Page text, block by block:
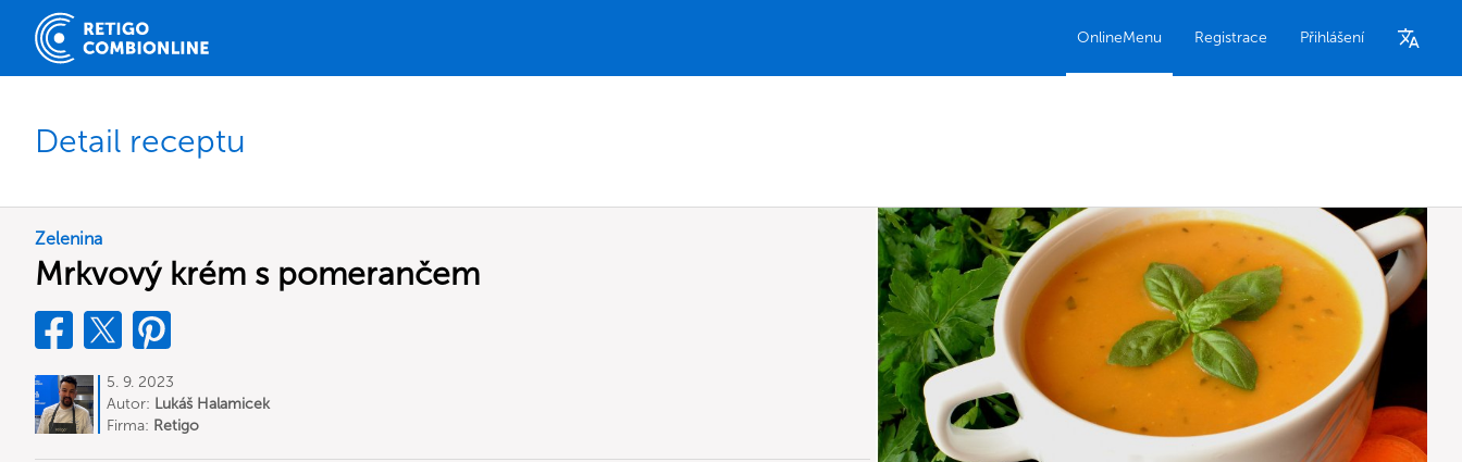
OnlineMenu Registrace Přihlášení
Detail receptu
Zelenina
Mrkvový krém s pomerančem
5. 9. 2023
Autor: Lukáš Halamicek
Firma: Retigo